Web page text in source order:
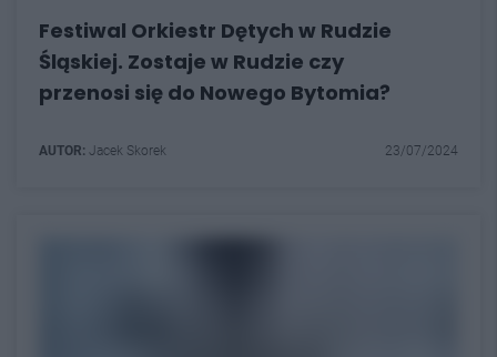
Festiwal Orkiestr Dętych w Rudzie
Śląskiej. Zostaje w Rudzie czy
przenosi się do Nowego Bytomia?
AUTOR: Jacek Skorek 23/07/2024